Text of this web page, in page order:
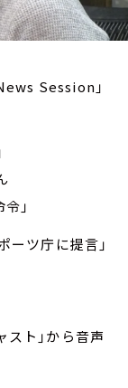
Session」
」
ーツ庁に提言」
ト」から音声